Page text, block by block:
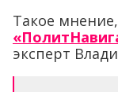
Такое
эксперт